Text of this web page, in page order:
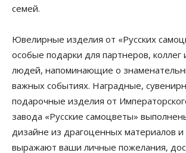
семей.
Ювелирные изделия от «Русских
особые подарки для партнеров, коллег
людей, напоминающие о
важных событиях. Наградные,
подарочные изделия от
завода «Русские самоцветы»
дизайне из драгоценных материалов и
выражают ваши личные пожелания,